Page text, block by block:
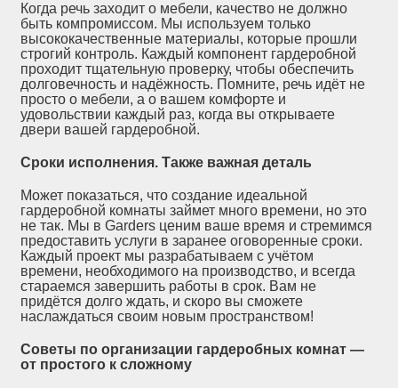
Когда речь заходит о мебели, качество не должно
быть компромиссом. Мы используем только
высококачественные материалы, которые прошли
строгий контроль. Каждый компонент гардеробной
проходит тщательную проверку, чтобы обеспечить
долговечность и надёжность. Помните, речь идёт не
просто о мебели, а о вашем комфорте и
удовольствии каждый раз, когда вы открываете
двери вашей гардеробной.
Сроки исполнения. Также важная деталь
Может показаться, что создание идеальной
гардеробной комнаты займет много времени, но это
не так. Мы в Garders ценим ваше время и стремимся
предоставить услуги в заранее оговоренные сроки.
Каждый проект мы разрабатываем с учётом
времени, необходимого на производство, и всегда
стараемся завершить работы в срок. Вам не
придётся долго ждать, и скоро вы сможете
наслаждаться своим новым пространством!
Советы по организации гардеробных комнат —
от простого к сложному